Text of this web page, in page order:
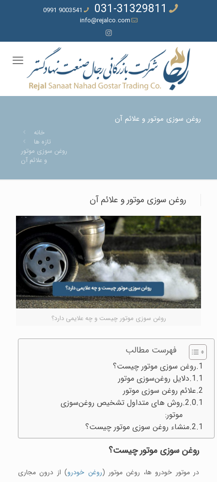
031-31329811
9003541 0991
info@rejalco.com
روغن سوزی موتور و علائم آن
خانه
تازه ها
روغن سوزی موتور
و علائم آن
روغن سوزی موتور و علائم آن
روغن سوزی موتور چیست و چه علایمی دارد؟
فهرست مطالب
روغن سوزی موتور چیست؟
دلایل روغن‌سوزی موتور
علائم روغن سوزی موتور
روش های متداول تشخیص روغن‌سوزی
موتور:
منشاء روغن سوزی موتور چیست؟
روغن سوزی موتور چیست؟
در موتور خودرو ها، روغن موتور (روغن خودرو) از درون مجاری